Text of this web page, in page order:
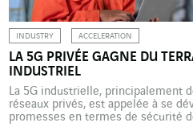
INDUSTRY ACCELERATION
LA 5G PRIVÉE GAGNE DU
INDUSTRIEL
La 5G industrielle, principalement
réseaux privés, est appelée à se
promesses en termes de sécurité